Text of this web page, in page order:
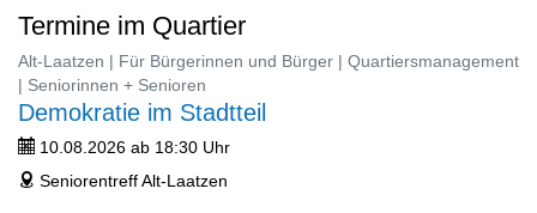
Termine im Quartier
Alt-Laatzen | Für Bürgerinnen und Bürger | Quartiersmanagement
| Seniorinnen + Senioren
Demokratie im Stadtteil
ticket 10.08.2026 ab 18:30 Uhr
address Seniorentreff Alt-Laatzen